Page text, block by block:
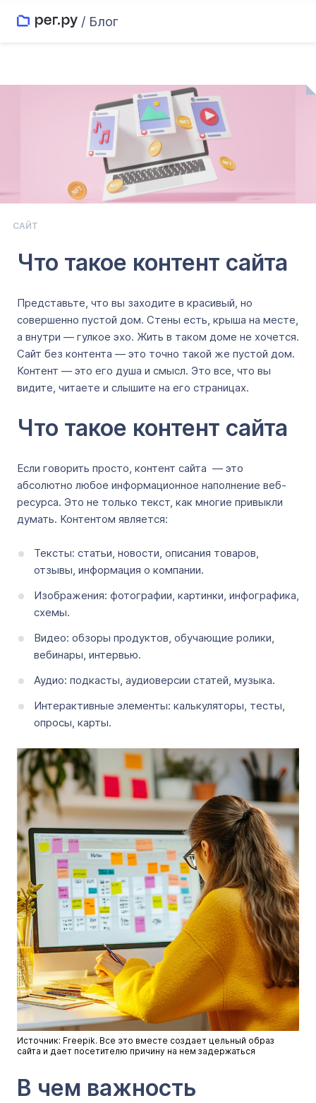
/ Блог
САЙТ
Что такое контент сайта
Представьте, что вы заходите в красивый, но
совершенно пустой дом. Стены есть, крыша на месте,
а внутри — гулкое эхо. Жить в таком доме не хочется.
Сайт без контента — это точно такой же пустой дом.
Контент — это его душа и смысл. Это все, что вы
видите, читаете и слышите на его страницах.
Что такое контент сайта
Если говорить просто, контент сайта — это
абсолютно любое информационное наполнение веб-
ресурса. Это не только текст, как многие привыкли
думать. Контентом является:
Тексты: статьи, новости, описания товаров,
отзывы, информация о компании.
Изображения: фотографии, картинки, инфографика,
схемы.
Видео: обзоры продуктов, обучающие ролики,
вебинары, интервью.
Аудио: подкасты, аудиоверсии статей, музыка.
Интерактивные элементы: калькуляторы, тесты,
опросы, карты.
Источник: Freepik. Все это вместе создает цельный образ
сайта и дает посетителю причину на нем задержаться
В чем важность